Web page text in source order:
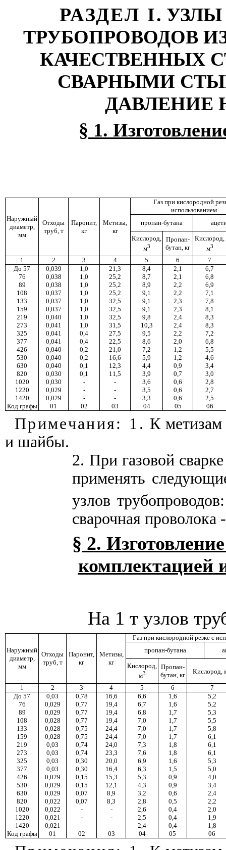
РАЗДЕЛ I.
ТРУБОПРОВОДОВ
КАЧЕСТВЕННЫХ
СВАРНЫМИ
ДАВЛЕНИЕ
§ 1.
Наружный
диаметр,
мм
Отходы
труб, т
Паронит,
кг
Метизы,
кг
Газ при кислородной
использованием
пропан-бутана
Кислород,
м3
Пропан-
бутан, кг
Кислород,
м3
1 2 3 4 5 6
7
До 57
0,039 1,0 21,3 8,4 2,1
6,7
76
0,038 1,0 25,2 8,7 2,1
6,8
89
0,038 1,0 25,2 8,9 2,2
6,9
108
0,037 1,0 25,2 9,1 2,2
7,1
133
0,037 1,0 32,5 9,1 2,3
7,8
159
0,037 1,0 32,5 9,1 2,3
8,1
219
0,040 1,0 32,5 9,8 2,4
8,3
273
0,041 1,0 31,5 10,3 2,4
8,3
325
0,041 0,4 27,5 9,5 2,2
7,2
377
0,041 0,4 22,5 8,6 2,0
6,8
426
0,040 0,2 21,0 7,2 1,2
5,5
530
0,040 0,2 16,6 5,9 1,2
4,6
630
0,040 0,1 12,3 4,4 0,9
3,4
820
0,030 0,1 11,5 3,9 0,7
3,0
1020
0,030 - - 3,6 0,6
2,8
1220
0,029 - - 3,5 0,6
2,7
1420
0,029 - - 3,3 0,6
2,5
Код графы
01 02 03 04 05 06
Примечания: 1. К
и шайбы.
2. При газовой
применять
узлов
сварочная проволока
§ 2.
комплектацией
На 1 т узлов
Наружный
диаметр,
мм
Отходы
труб, т
Паронит,
кг
Метизы,
кг
Газ при кислородной резке с
пропан-бутана
Кислород,
м3
Пропан-
бутан, кг
Кислород,
1 2 3 4 5 6
7
До 57
0,03 0,78 16,6 6,6 1,6
5,2
76
0,029 0,77 19,4 6,7 1,6
5,2
89
0,029 0,77 19,4 6,8 1,7
5,3
108
0,028 0,77 19,4 7,0 1,7
5,5
133
0,028 0,75 24,4 7,0 1,7
5,8
159
0,028 0,75 24,4 7,0 1,7
6,1
219
0,03 0,74 24,0 7,3 1,8
6,1
273
0,03 0,74 23,3 7,6 1,8
6,1
325
0,03 0,30 20,0 6,9 1,6
5,3
377
0,03 0,30 16,4 6,3 1,5
5,0
426
0,029 0,15 15,3 5,3 0,9
4,0
530
0,029 0,15 12,1 4,3 0,9
3,4
630
0,029 0,07 8,9 3,2 0,6
2,4
820
0,022 0,07 8,3 2,8 0,5
2,2
1020
0,022 - - 2,6 0,4
2,0
1220
0,021 - - 2,5 0,4
1,9
1420
0,021 - - 2,4 0,4
1,8
Код графы
01 02 03 04 05 06